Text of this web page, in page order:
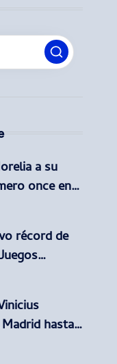
a su
once en…
récord de
hasta…